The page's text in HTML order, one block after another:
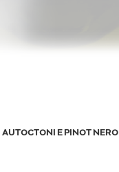
AUTOCTONI E PINOT NERO